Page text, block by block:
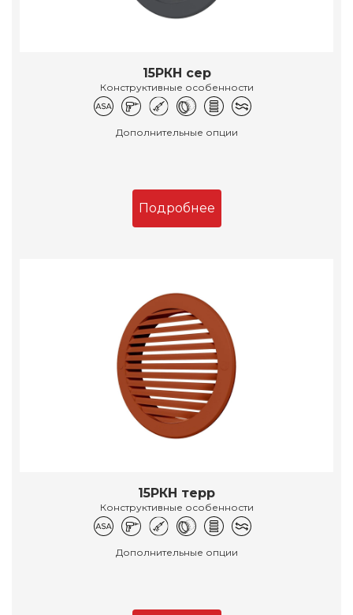
15РКН сер
Конструктивные особенности
Дополнительные опции
Подробнее
15РКН терр
Конструктивные особенности
Дополнительные опции